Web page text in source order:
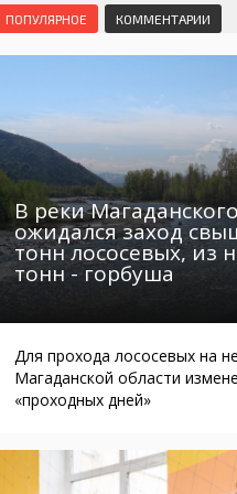
Маршруты.
Автобусы
Таблица
Мошенники
Интернет
Браконьеры
ПОПУЛЯРНОЕ КОММЕНТАРИИ
В реки
ожидался заход
тонн лососевых, из
тонн - горбуша
Для прохода лососевых на
Магаданской области
«проходных дней»